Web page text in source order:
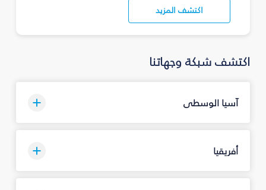
اكتشف المزيد
اكتشف شبكة وجهاتنا
آسيا الوسطى
أفريقيا